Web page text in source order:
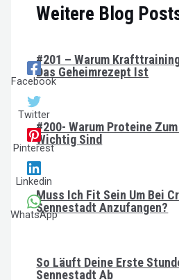
Facebook
Twitter
Pinterest
Linkedin
WhatsApp
Weitere Blog
#201 – Warum
Das Geheimrezept Ist
#200- Warum Proteine
Wichtig Sind
Muss Ich Fit Sein Um Bei
Sennestadt Anzufangen?
So Läuft Deine Erste
Sennestadt Ab